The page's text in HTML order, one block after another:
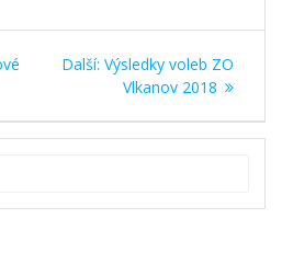
Další: Další
příspěvek:
Výsledky voleb ZO
Vlkanov 2018